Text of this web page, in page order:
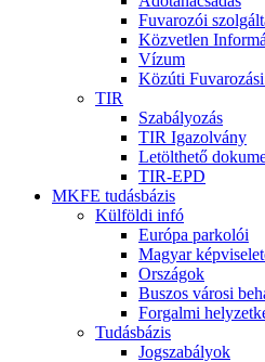
Fuvarozói
Közvetlen
Vízum
Közúti
TIR
Szabályozás
TIR Igazolvány
Letölthető
TIR-EPD
MKFE tudásbázis
Külföldi infó
Európa parkolói
Magyar
Országok
Buszos városi
Forgalmi
Tudásbázis
Jogszabályok